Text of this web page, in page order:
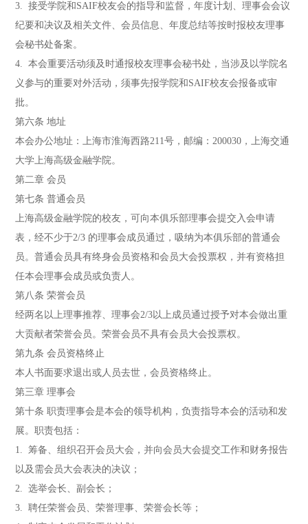
3. 接受学院和SAIF校友会的指导和监督，年度计划、理事会会议
纪要和决议及相关文件、会员信息、年度总结等按时报校友理事
会秘书处备案。
4. 本会重要活动须及时通报校友理事会秘书处，当涉及以学院名
义参与的重要对外活动，须事先报学院和SAIF校友会报备或审
批。
第六条 地址
本会办公地址：上海市淮海西路211号，邮编：200030，上海交通
大学上海高级金融学院。
第二章 会员
第七条 普通会员
上海高级金融学院的校友，可向本俱乐部理事会提交入会申请
表，经不少于2/3 的理事会成员通过，吸纳为本俱乐部的普通会
员。普通会员具有终身会员资格和会员大会投票权，并有资格担
任本会理事会成员或负责人。
第八条 荣誉会员
经两名以上理事推荐、理事会2/3以上成员通过授予对本会做出重
大贡献者荣誉会员。荣誉会员不具有会员大会投票权。
第九条 会员资格终止
本人书面要求退出或人员去世，会员资格终止。
第三章 理事会
第十条 职责理事会是本会的领导机构，负责指导本会的活动和发
展。职责包括：
1. 筹备、组织召开会员大会，并向会员大会提交工作和财务报告
以及需会员大会表决的决议；
2. 选举会长、副会长；
3. 聘任荣誉会员、荣誉理事、荣誉会长等；